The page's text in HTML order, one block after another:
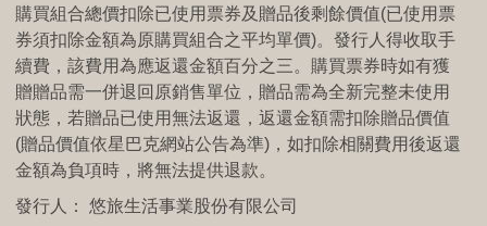
購買組合總價扣除已使用票券及贈品後剩餘價值(已使用票
券須扣除金額為原購買組合之平均單價)。發行人得收取手
續費，該費用為應返還金額百分之三。購買票券時如有獲
贈贈品需一併退回原銷售單位，贈品需為全新完整未使用
狀態，若贈品已使用無法返還，返還金額需扣除贈品價值
(贈品價值依星巴克網站公告為準)，如扣除相關費用後返還
金額為負項時，將無法提供退款。
發行人： 悠旅生活事業股份有限公司